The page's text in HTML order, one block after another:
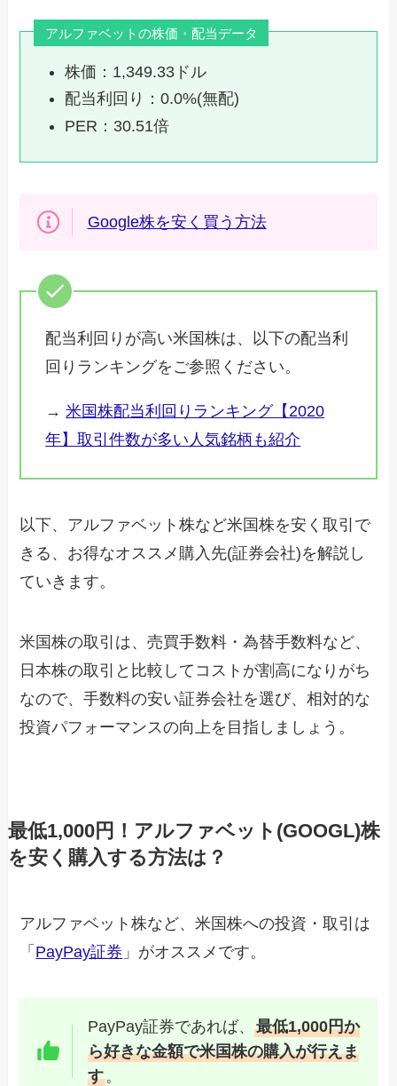
アルファベットの株価・配当データ
株価：1,349.33ドル
配当利回り：0.0%(無配)
PER：30.51倍
Google株を安く買う方法
配当利回りが高い米国株は、以下の配当利
回りランキングをご参照ください。
→米国株配当利回りランキング【2020
年】取引件数が多い人気銘柄も紹介
以下、アルファベット株など米国株を安く取引で
きる、お得なオススメ購入先(証券会社)を解説し
ていきます。
米国株の取引は、売買手数料・為替手数料など、
日本株の取引と比較してコストが割高になりがち
なので、手数料の安い証券会社を選び、相対的な
投資パフォーマンスの向上を目指しましょう。
最低1,000円！アルファベット(GOOGL)株
を安く購入する方法は？
アルファベット株など、米国株への投資・取引は
「 PayPay証券 」がオススメです。
PayPay証券であれば、 最低1,000円か
ら好きな金額で米国株の購入が行えま
す。